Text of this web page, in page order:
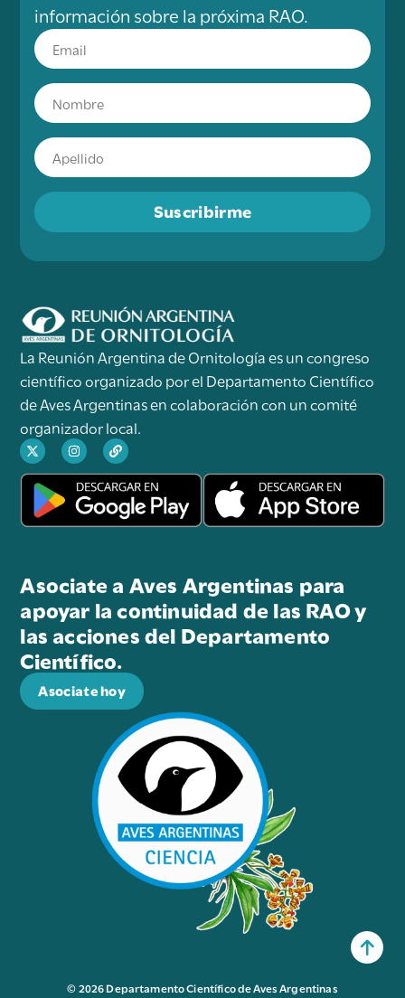
información sobre la próxima RAO.
Suscribirme
La Reunión Argentina de Ornitología es un congreso
científico organizado por el Departamento Científico
de Aves Argentinas en colaboración con un comité
organizador local.
Asociate a Aves Argentinas para
apoyar la continuidad de las RAO y
las acciones del Departamento
Científico.
Asociate hoy
© 2026 Departamento Científico de Aves Argentinas